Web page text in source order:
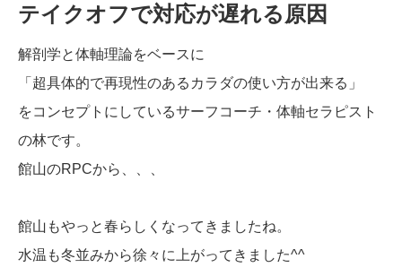
テイクオフで対応が遅れる原因
解剖学と体軸理論をベースに
「超具体的で再現性のあるカラダの使い方が出来る」
をコンセプトにしているサーフコーチ・体軸セラピスト
の林です。
館山のRPCから、、、
館山もやっと春らしくなってきましたね。
水温も冬並みから徐々に上がってきました^^